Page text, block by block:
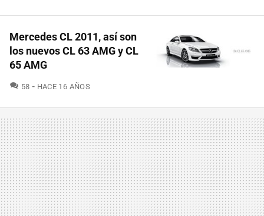
Mercedes CL 2011, así son
los nuevos CL 63 AMG y CL
65 AMG
58 COMENTARIOS
HACE 16 AÑOS